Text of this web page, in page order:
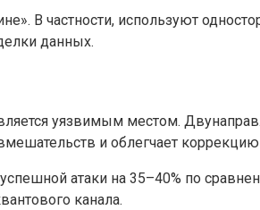
В частности, используют
данных.
уязвимым местом.
и облегчает
атаки на 35–40% по
канала.